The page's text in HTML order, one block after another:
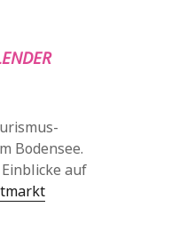
Bodensee.
auf